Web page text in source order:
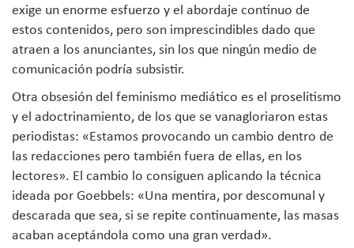
exige un enorme esfuerzo y el abordaje continuo de
estos contenidos, pero son imprescindibles dado que
atraen a los anunciantes, sin los que ningún medio de
comunicación podría subsistir.
Otra obsesión del feminismo mediático es el proselitismo
y el adoctrinamiento, de los que se vanagloriaron estas
periodistas: «Estamos provocando un cambio dentro de
las redacciones pero también fuera de ellas, en los
lectores». El cambio lo consiguen aplicando la técnica
ideada por Goebbels: «Una mentira, por descomunal y
descarada que sea, si se repite continuamente, las masas
acaban aceptándola como una gran verdad».